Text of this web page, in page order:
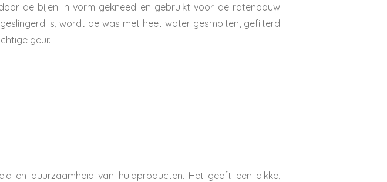
de bijen in vorm gekneed en gebruikt voor de ratenbouw
is, wordt de was met heet water gesmolten, gefilterd
geur.
en duurzaamheid van huidproducten. Het geeft een dikke,